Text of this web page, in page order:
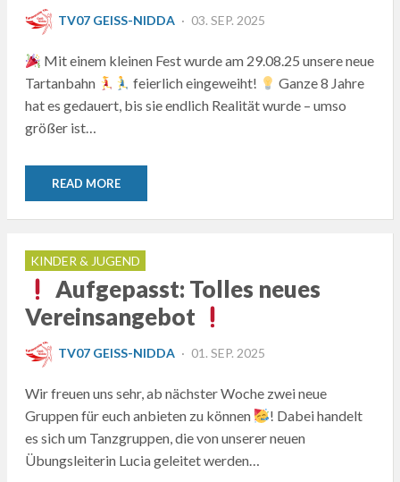
TV07 GEISS-NIDDA
POSTED
03. SEP. 2025
Mit einem kleinen Fest wurde am 29.08.25 unsere neue
Tartanbahn
feierlich eingeweiht!
Ganze 8 Jahre
hat es gedauert, bis sie endlich Realität wurde – umso
größer ist…
READ MORE
KINDER & JUGEND
Aufgepasst: Tolles neues
Vereinsangebot
TV07 GEISS-NIDDA
POSTED
01. SEP. 2025
Wir freuen uns sehr, ab nächster Woche zwei neue
Gruppen für euch anbieten zu können
! Dabei handelt
es sich um Tanzgruppen, die von unserer neuen
Übungsleiterin Lucia geleitet werden…